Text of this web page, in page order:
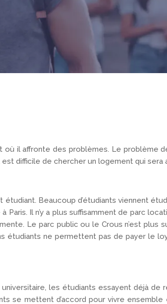
où il affronte des problèmes. Le
difficile de chercher un logement qui sera
Beaucoup d’étudiants viennent
Paris. Il n’y a plus suffisamment de parc
Le parc public ou le Crous n’est plus
ne permettent pas de payer le
les étudiants essayent déjà
se mettent d’accord pour vivre